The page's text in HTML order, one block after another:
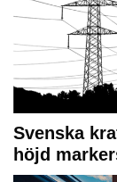
Svenska
höjd